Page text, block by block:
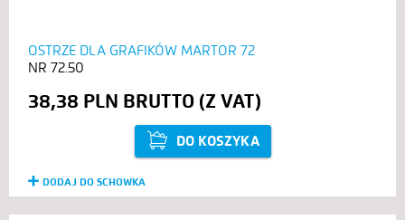
OSTRZE DLA GRAFIKÓW MARTOR 72
72.50
38,38 PLN
DO KOSZYKA
DODAJ DO SCHOWKA